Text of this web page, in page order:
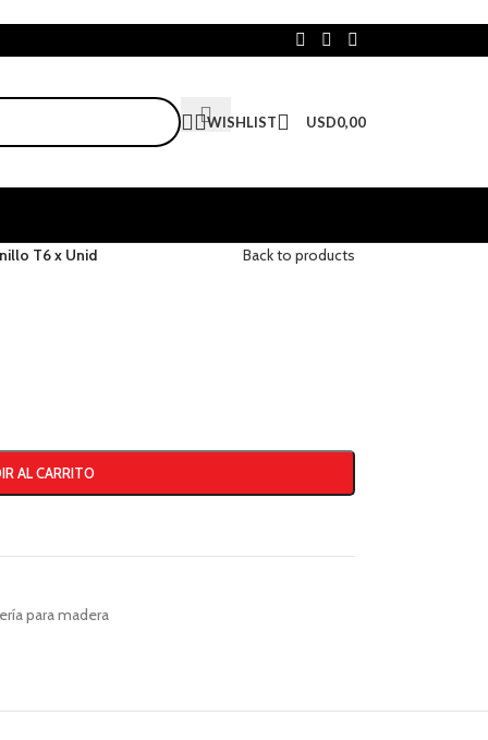
WISHLIST USD0,00
T6 x Unid Back to products
AL CARRITO
para madera